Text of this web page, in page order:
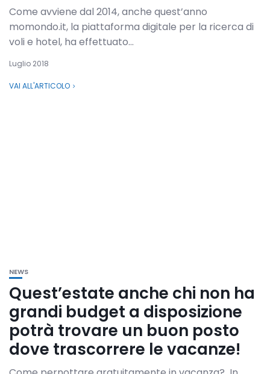
Come avviene dal 2014, anche quest’anno
momondo.it, la piattaforma digitale per la ricerca di
voli e hotel, ha effettuato...
Luglio 2018
VAI ALL'ARTICOLO
NEWS
Quest’estate anche chi non ha
grandi budget a disposizione
potrà trovare un buon posto
dove trascorrere le vacanze!